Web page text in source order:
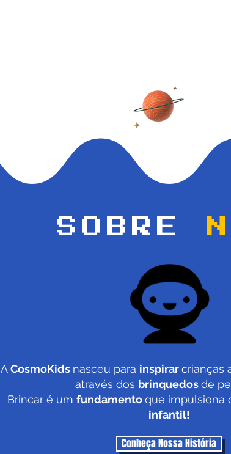
SOBRE N
ACosmoKids nasceu para inspirarcrianças
através dos brinquedosde
Brincar é um fundamentoque impulsiona
infantil!
Conheça Nossa História